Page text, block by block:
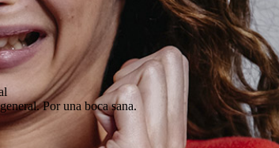
Infecciones
Limpieza bucal
profesional
Medicación en una
intervención dental
Miedo al dentista
Por una boca sana.